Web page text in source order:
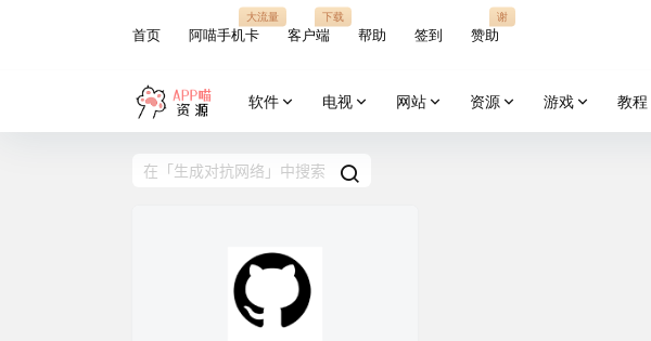
首页 阿喵手机卡
大流量
客户端
下载
帮助 签到 赞助
谢
软件 电视 网站 资源 游戏 教程